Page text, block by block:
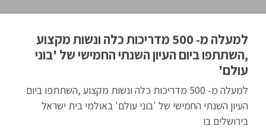
למעלה מ- 500 מדריכות כלה ונשות מקצוע
,השתתפו ביום העיון השנתי החמישי של 'בוני
עולם'
למעלה מ- 500 מדריכות כלה ונשות מקצוע ,השתתפו ביום
העיון השנתי החמישי של 'בוני עולם' באולמי בית ישראל
בירושלים בו